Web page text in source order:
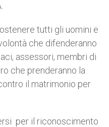
tutti gli uomini e
che difenderanno
assessori, membri di
che prenderanno la
il matrimonio per
per il riconoscimento